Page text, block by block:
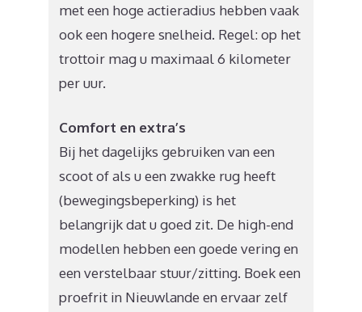
met een hoge actieradius hebben vaak
ook een hogere snelheid. Regel: op het
trottoir mag u maximaal 6 kilometer
per uur.
Comfort en extra’s
Bij het dagelijks gebruiken van een
scoot of als u een zwakke rug heeft
(bewegingsbeperking) is het
belangrijk dat u goed zit. De high-end
modellen hebben een goede vering en
een verstelbaar stuur/zitting. Boek een
proefrit in Nieuwlande en ervaar zelf